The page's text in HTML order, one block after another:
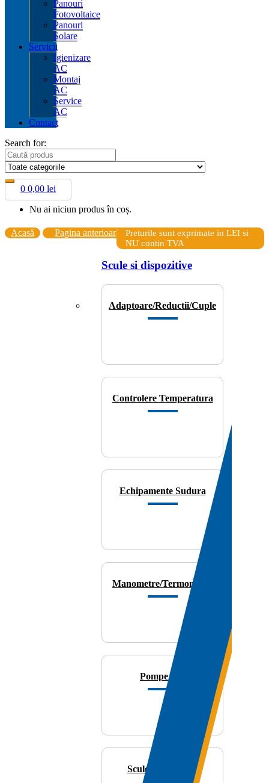
Panouri
Fotovoltaice
Panouri
Solare
Servicii
Igienizare
AC
Montaj
AC
Service
AC
Contact
Search for:
0 0,00 lei
Nu ai niciun produs în coș.
Acasă Pagina anterioară
Preturile sunt exprimate in LEI si
NU contin TVA
Scule si dispozitive
Adaptoare/Reductii/Cuple
Controlere Temperatura
Echipamente Sudura
Manometre/Termometre
Pompe Vid
Scule Frigotehnie